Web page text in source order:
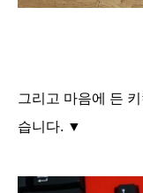
그리고 마음에 든
습니다. ▼